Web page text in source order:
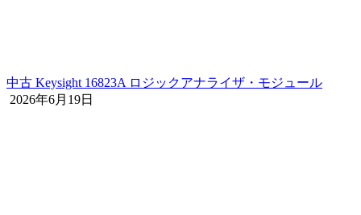
中古 Keysight 16823A ロジックアナライザ・モジュール
2026年6月19日